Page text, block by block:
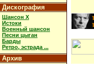
Дискография
Шансон X
Истоки
Военный шансон
Песни цыган
Барды
Ретро, эстрада ...
Архив